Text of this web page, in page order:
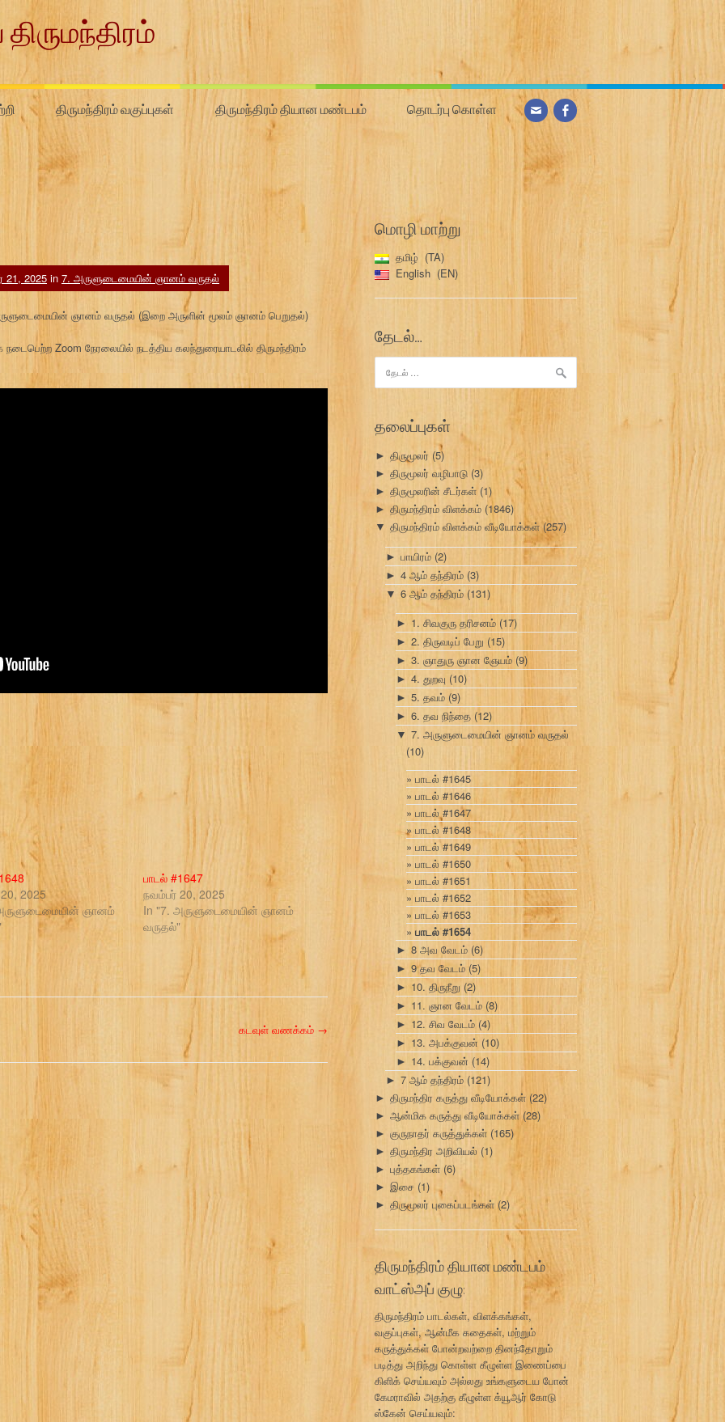
திருமந்திரம் வகுப்புகள் திருமந்திரம் தியான மண்டபம் தொடர்பு கொள்ள
21, 2025 in 7. அருளுடைமையின் ஞானம் வருதல்
ஞானம் வருதல் (இறை அருளின் மூலம் ஞானம் பெறுதல்)
Zoom நேரலையில் நடத்திய கலந்துரையாடலில் திருமந்திரம்
2025
ஞானம்
பாடல் #1647
நவம்பர் 20, 2025
In "7. அருளுடைமையின் ஞானம்
வருதல்"
கடவுள் வணக்கம் →
மொழி மாற்று
தமிழ்
TA
English
EN
தேடல்…
தேடு:
தலைப்புகள்
► திருமூலர் (5)
► திருமூலர் வழிபாடு (3)
► திருமூலரின் சீடர்கள் (1)
► திருமந்திரம் விளக்கம் (1846)
▼ திருமந்திரம் விளக்கம் வீடியோக்கள்(257)
► பாயிரம் (2)
► 4 ஆம் தந்திரம் (3)
▼ 6 ஆம் தந்திரம் (131)
► 1. சிவகுரு தரிசனம் (17)
► 2. திருவடிப் பேறு (15)
► 3. ஞாதுரு ஞான ஞேயம் (9)
► 4. துறவு (10)
► 5. தவம் (9)
► 6. தவ நிந்தை (12)
▼ 7. அருளுடைமையின் ஞானம் வருதல்
(10)
பாடல் #1645
பாடல் #1646
பாடல் #1647
பாடல் #1648
பாடல் #1649
பாடல் #1650
பாடல் #1651
பாடல் #1652
பாடல் #1653
பாடல் #1654
► 8 அவ வேடம் (6)
► 9 தவ வேடம் (5)
► 10. திருநீறு (2)
► 11. ஞான வேடம் (8)
► 12. சிவ வேடம் (4)
► 13. அபக்குவன் (10)
► 14. பக்குவன் (14)
► 7 ஆம் தந்திரம் (121)
► திருமந்திர கருத்து வீடியோக்கள் (22)
► ஆன்மிக கருத்து வீடியோக்கள்(28)
► குருநாதர் கருத்துக்கள் (165)
► திருமந்திர அறிவியல் (1)
► புத்தகங்கள் (6)
► இசை (1)
► திருமூலர் புகைப்படங்கள் (2)
திருமந்திரம் தியான மண்டபம்
வாட்ஸ்அப் குழு:
திருமந்திரம் பாடல்கள், விளக்கங்கள்,
வகுப்புகள், ஆன்மீக கதைகள், மற்றும்
கருத்துக்கள் போன்றவற்றை தினந்தோறும்
படித்து அறிந்து கொள்ள கீழுள்ள இணைப்பை
கிளிக் செய்யவும் அல்லது உங்களுடைய போன்
கேமராவில் அதற்கு கீழுள்ள க்யூஆர் கோடு
ஸ்கேன் செய்யவும்: